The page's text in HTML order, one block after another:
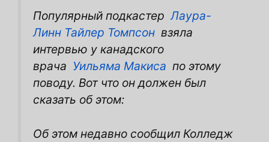
Популярный подкастерЛаура-
Линн Тайлер Томпсон взяла
интервью у канадского
врача Уильяма Макиса по этому
поводу. Вот что он должен был
сказать об этом:
Об этом недавно сообщил Колледж